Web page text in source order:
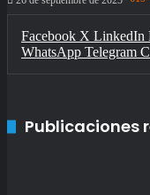
Facebook X LinkedIn
WhatsApp Telegram
Publicaciones